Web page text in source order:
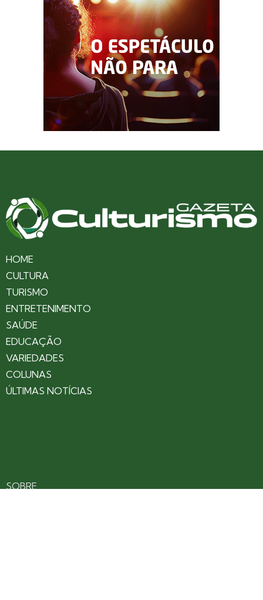
HOME
CULTURA
TURISMO
ENTRETENIMENTO
SAÚDE
EDUCAÇÃO
VARIEDADES
COLUNAS
ÚLTIMAS NOTÍCIAS
SOBRE